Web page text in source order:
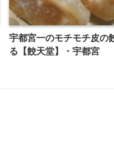
宇都宮一のモチモチ皮の
る【餃天堂】・宇都宮